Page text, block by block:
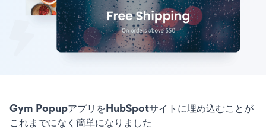
Gym PopupアプリをHubSpotサイトに埋め込むことが
これまでになく簡単になりました